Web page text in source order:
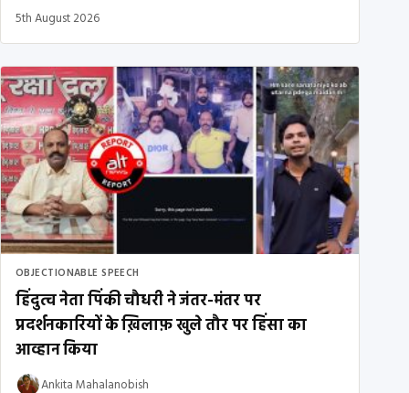
5th August 2026
OBJECTIONABLE SPEECH
हिंदुत्व नेता पिंकी चौधरी ने जंतर-मंतर पर
प्रदर्शनकारियों के ख़िलाफ़ खुले तौर पर हिंसा का
आव्हान किया
Ankita Mahalanobish